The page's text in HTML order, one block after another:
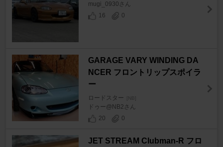
mugi_0930さん
16
0
GARAGE VARY WINDING DA
NCER フロントリップスポイラ
ー
ロードスター
ドゥー@NB2さん
20
0
JET STREAM Clubman-R フロ